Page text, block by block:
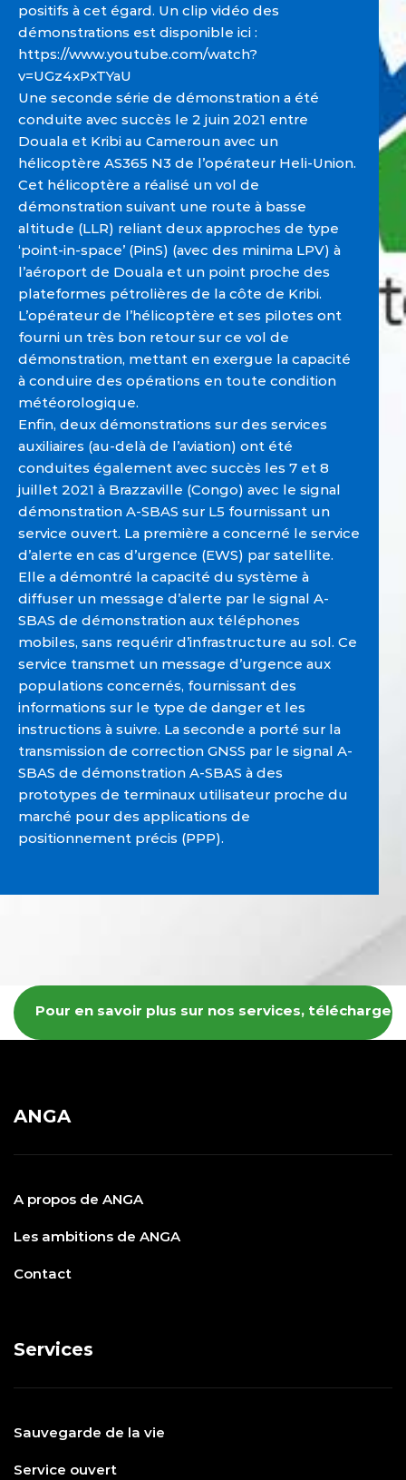
positifs à cet égard. Un clip vidéo des
démonstrations est disponible ici :
https://www.youtube.com/watch?
v=UGz4xPxTYaU
Une seconde série de démonstration a été
conduite avec succès le 2 juin 2021 entre
Douala et Kribi au Cameroun avec un
hélicoptère AS365 N3 de l’opérateur Heli-Union.
Cet hélicoptère a réalisé un vol de
démonstration suivant une route à basse
altitude (LLR) reliant deux approches de type
‘point-in-space’ (PinS) (avec des minima LPV) à
l’aéroport de Douala et un point proche des
plateformes pétrolières de la côte de Kribi.
L’opérateur de l’hélicoptère et ses pilotes ont
fourni un très bon retour sur ce vol de
démonstration, mettant en exergue la capacité
à conduire des opérations en toute condition
météorologique.
Enfin, deux démonstrations sur des services
auxiliaires (au-delà de l’aviation) ont été
conduites également avec succès les 7 et 8
juillet 2021 à Brazzaville (Congo) avec le signal
démonstration A-SBAS sur L5 fournissant un
service ouvert. La première a concerné le service
d’alerte en cas d’urgence (EWS) par satellite.
Elle a démontré la capacité du système à
diffuser un message d’alerte par le signal A-
SBAS de démonstration aux téléphones
mobiles, sans requérir d’infrastructure au sol. Ce
service transmet un message d’urgence aux
populations concernés, fournissant des
informations sur le type de danger et les
instructions à suivre. La seconde a porté sur la
transmission de correction GNSS par le signal A-
SBAS de démonstration A-SBAS à des
prototypes de terminaux utilisateur proche du
marché pour des applications de
positionnement précis (PPP).
Pour en savoir plus sur nos services,
ANGA
A propos de ANGA
Les ambitions de ANGA
Contact
Services
Sauvegarde de la vie
Service ouvert